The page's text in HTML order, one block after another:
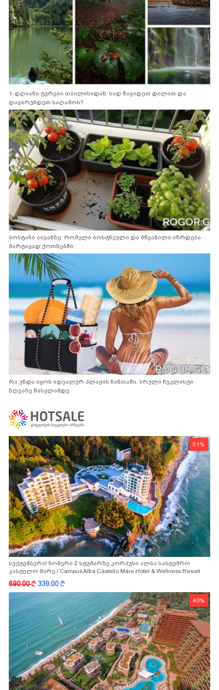
1-დღიანი ტურები თბილისიდან: სად წავიდეთ დილით და
დავბრუნდეთ საღამოს?
ბოსტანი აივანზე: რომელი ბოსტნეული და მწვანილი იზრდება
მარტივად ქოთნებში
რა უნდა იყოს იდეალურ პლაჟის ჩანთაში: სრული ჩეკლისტი
ზღვაზე წასვლამდე
51%
სექტემბერი! ნომერი 2 სტუმარზე კორპუსი ალბა სასტუმრო
კასტელო მარე / Campus Alba Castello Mare Hotel & Wellness Resort
690.00k 339.00k
40%